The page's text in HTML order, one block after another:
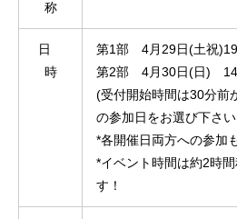
称
日
時
第1部 4月29日(土祝)19
第2部 4月30日(日) 14
(受付開始時間は30分前
の参加日をお選び下さい
*各開催日両方への参加
*イベント時間は約2時
す！